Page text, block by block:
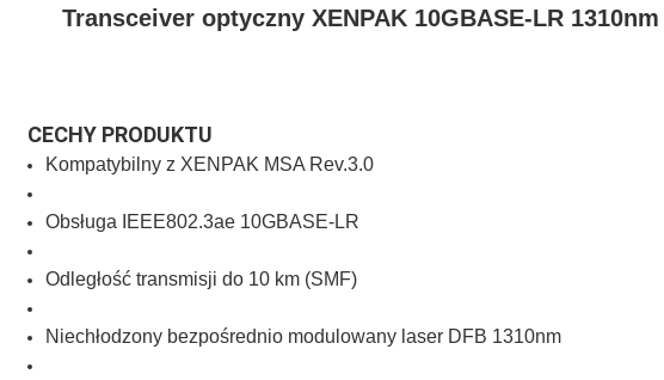
Transceiver optyczny XENPAK 10GBASE-LR
CECHY PRODUKTU
Kompatybilny z XENPAK MSA Rev.3.0
Obsługa IEEE802.3ae 10GBASE-LR
Odległość transmisji do 10 km (SMF)
Niechłodzony bezpośrednio modulowany laser DFB 1310nm